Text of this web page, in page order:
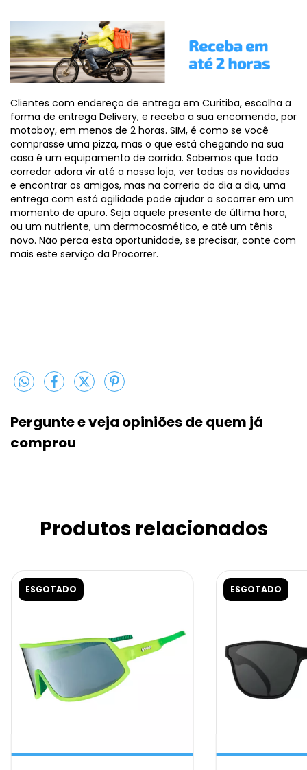
Clientes com endereço de entrega em Curitiba, escolha a
forma de entrega Delivery, e receba a sua encomenda, por
motoboy, em menos de 2 horas. SIM, é como se você
comprasse uma pizza, mas o que está chegando na sua
casa é um equipamento de corrida. Sabemos que todo
corredor adora vir até a nossa loja, ver todas as novidades
e encontrar os amigos, mas na correria do dia a dia, uma
entrega com está agilidade pode ajudar a socorrer em um
momento de apuro. Seja aquele presente de última hora,
ou um nutriente, um dermocosmético, e até um tênis
novo. Não perca esta oportunidade, se precisar, conte com
mais este serviço da Procorrer.
Pergunte e veja opiniões de quem j
comprou
Produtos relacionados
ESGOTADO ESGOTADO